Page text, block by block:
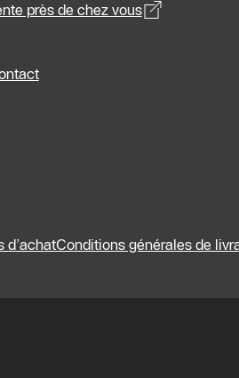
près de chez vous
d’achatConditions générales de